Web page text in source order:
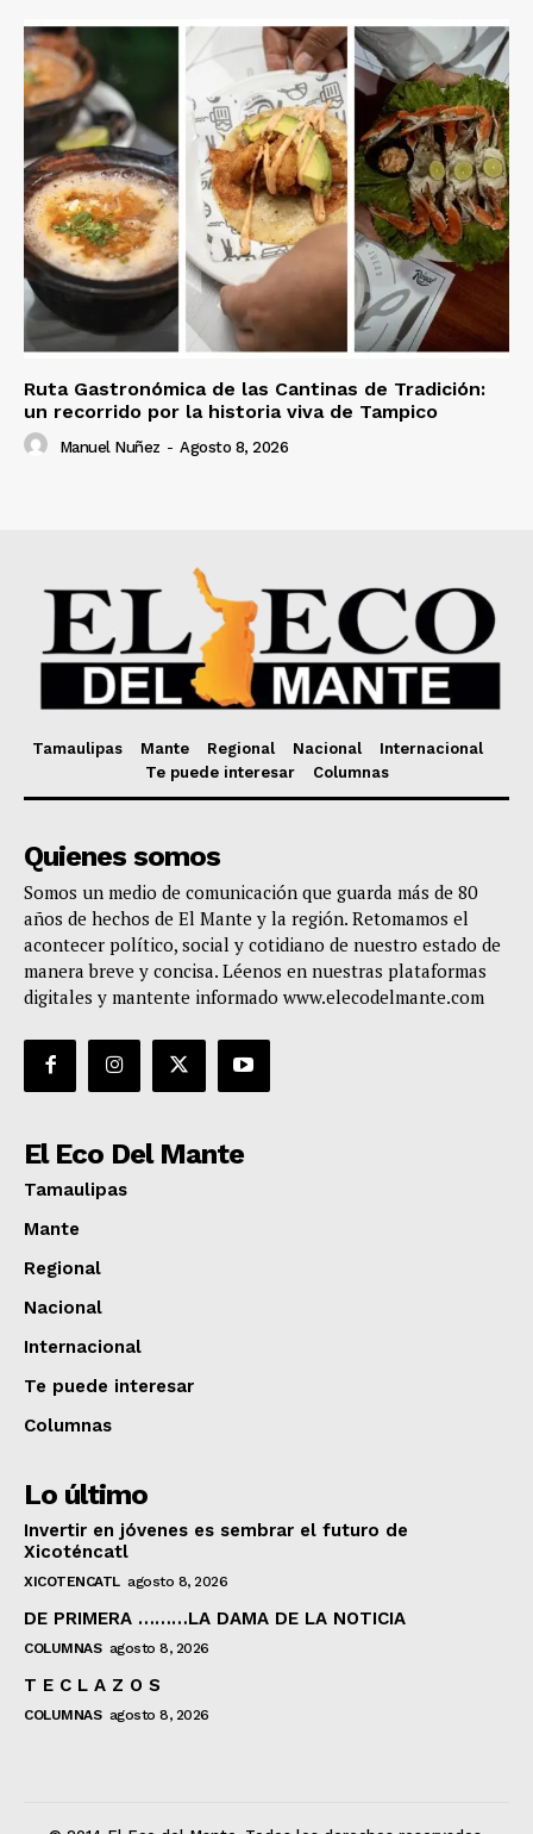
Ruta Gastronómica de las Cantinas de Tradición:
un recorrido por la historia viva de Tampico
Manuel Nuñez - Agosto 8, 2026
Tamaulipas Mante Regional Nacional
Internacional
Te puede interesar
Columnas
Quienes somos
Somos un medio de comunicación que guarda más de 80
años de hechos de El Mante y la región. Retomamos el
acontecer político, social y cotidiano de nuestro estado de
manera breve y concisa. Léenos en nuestras plataformas
digitales y mantente informado www.elecodelmante.com
El Eco Del Mante
Tamaulipas
Mante
Regional
Nacional
Internacional
Te puede interesar
Columnas
Lo último
Invertir en jóvenes es sembrar el futuro de
Xicoténcatl
XICOTENCATL agosto 8, 2026
DE PRIMERA ………LA DAMA DE LA NOTICIA
COLUMNAS agosto 8, 2026
T E C L A Z O S
COLUMNAS agosto 8, 2026